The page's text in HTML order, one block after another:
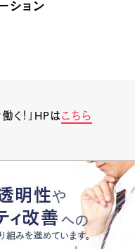
ション
！」HPはこちら